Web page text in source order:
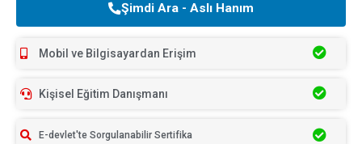
Şimdi Ara - Aslı Hanım
Mobil ve Bilgisayardan Erişim
Kişisel Eğitim Danışmanı
E-devlet'te Sorgulanabilir Sertifika